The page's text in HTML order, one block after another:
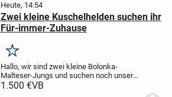
Heute, 14:54
Zwei kleine Kuschelhelden suchen ihr
Für-immer-Zuhause
Merken
Hallo, wir sind zwei kleine Bolonka-
Malteser-Jungs und suchen noch unsere
ganz besondere Familie.
1.500 €VB